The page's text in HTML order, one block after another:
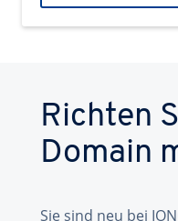
Richten
Domain
Sie sind neu bei